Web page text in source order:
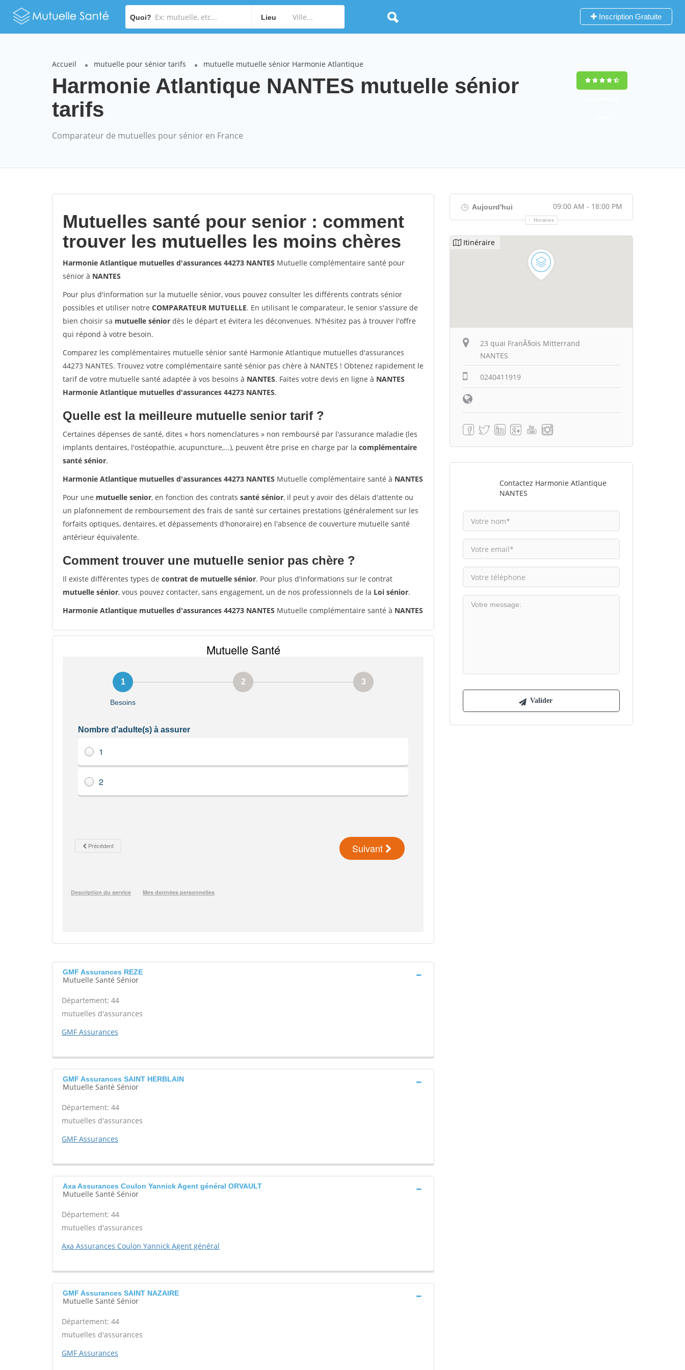
Quoi? Lieu Inscription Gratuite
Accueil mutuelle pour sénior tarifs mutuelle mutuelle sénior Harmonie Atlantique
Harmonie Atlantique NANTES mutuelle sénior
tarifs
Comparateur de mutuelles pour sénior en France
Mutuelles santé pour senior : comment
trouver les mutuelles les moins chères
Harmonie Atlantique mutuelles d'assurances 44273 NANTES Mutuelle complémentaire santé pour
sénior à NANTES
Pour plus d'information sur la mutuelle sénior, vous pouvez consulter les différents contrats sénior
possibles et utiliser notre COMPARATEUR MUTUELLE. En utilisant le comparateur, le senior s'assure de
bien choisir sa mutuelle sénior dès le départ et évitera les déconvenues. N'hésitez pas à trouver l'offre
qui répond à votre besoin.
Comparez les complémentaires mutuelle sénior santé Harmonie Atlantique mutuelles d'assurances
44273 NANTES. Trouvez votre complémentaire santé sénior pas chère à NANTES ! Obtenez rapidement le
tarif de votre mutuelle santé adaptée à vos besoins à NANTES. Faites votre devis en ligne à NANTES
Harmonie Atlantique mutuelles d'assurances 44273 NANTES.
Quelle est la meilleure mutuelle senior tarif ?
Certaines dépenses de santé, dites « hors nomenclatures » non remboursé par l'assurance maladie (les
implants dentaires, l'ostéopathie, acupuncture,...), peuvent être prise en charge par la complémentaire
santé sénior.
Harmonie Atlantique mutuelles d'assurances 44273 NANTES Mutuelle complémentaire santé à NANTES
Pour une mutuelle senior, en fonction des contrats santé sénior, il peut y avoir des délais d'attente ou
un plafonnement de remboursement des frais de santé sur certaines prestations (généralement sur les
forfaits optiques, dentaires, et dépassements d'honoraire) en l'absence de couverture mutuelle santé
antérieur équivalente.
Comment trouver une mutuelle senior pas chère ?
Il existe différentes types de contrat de mutuelle sénior. Pour plus d'informations sur le contrat
mutuelle sénior, vous pouvez contacter, sans engagement, un de nos professionnels de la Loi sénior.
Harmonie Atlantique mutuelles d'assurances 44273 NANTES Mutuelle complémentaire santé à NANTES
GMF Assurances REZE
Mutuelle Santé Sénior
Département: 44
mutuelles d'assurances
GMF Assurances
GMF Assurances SAINT HERBLAIN
Mutuelle Santé Sénior
Département: 44
mutuelles d'assurances
GMF Assurances
Axa Assurances Coulon Yannick Agent général ORVAULT
Mutuelle Santé Sénior
Département: 44
mutuelles d'assurances
Axa Assurances Coulon Yannick Agent général
GMF Assurances SAINT NAZAIRE
Mutuelle Santé Sénior
Département: 44
mutuelles d'assurances
GMF Assurances
Aujourd'hui 09:00 AM - 18:00 PM
Horaires
Itinéraire
23 quai FranÃ§ois Mitterrand
NANTES
0240411919
Contactez Harmonie Atlantique
NANTES